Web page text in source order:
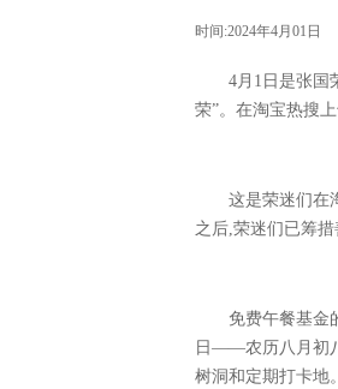
时间:2024年4月01日
4月1日是张国
荣”。在淘宝热搜
这是荣迷们在
之后,荣迷们已筹措
免费午餐基金
日——农历八月初
树洞和定期打卡地